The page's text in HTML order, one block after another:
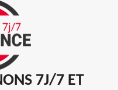
7J/7 ET